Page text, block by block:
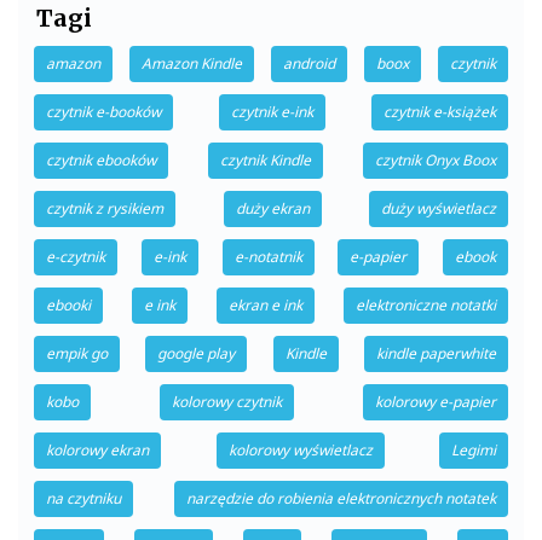
Tagi
amazon Amazon Kindle android boox czytnik
czytnik e-booków czytnik e-ink czytnik e-książek
czytnik ebooków czytnik Kindle czytnik Onyx Boox
czytnik z rysikiem duży ekran duży wyświetlacz
e-czytnik e-ink e-notatnik e-papier ebook
ebooki e ink ekran e ink elektroniczne notatki
empik go google play Kindle kindle paperwhite
kobo kolorowy czytnik kolorowy e-papier
kolorowy ekran kolorowy wyświetlacz Legimi
na czytniku narzędzie do robienia elektronicznych notatek